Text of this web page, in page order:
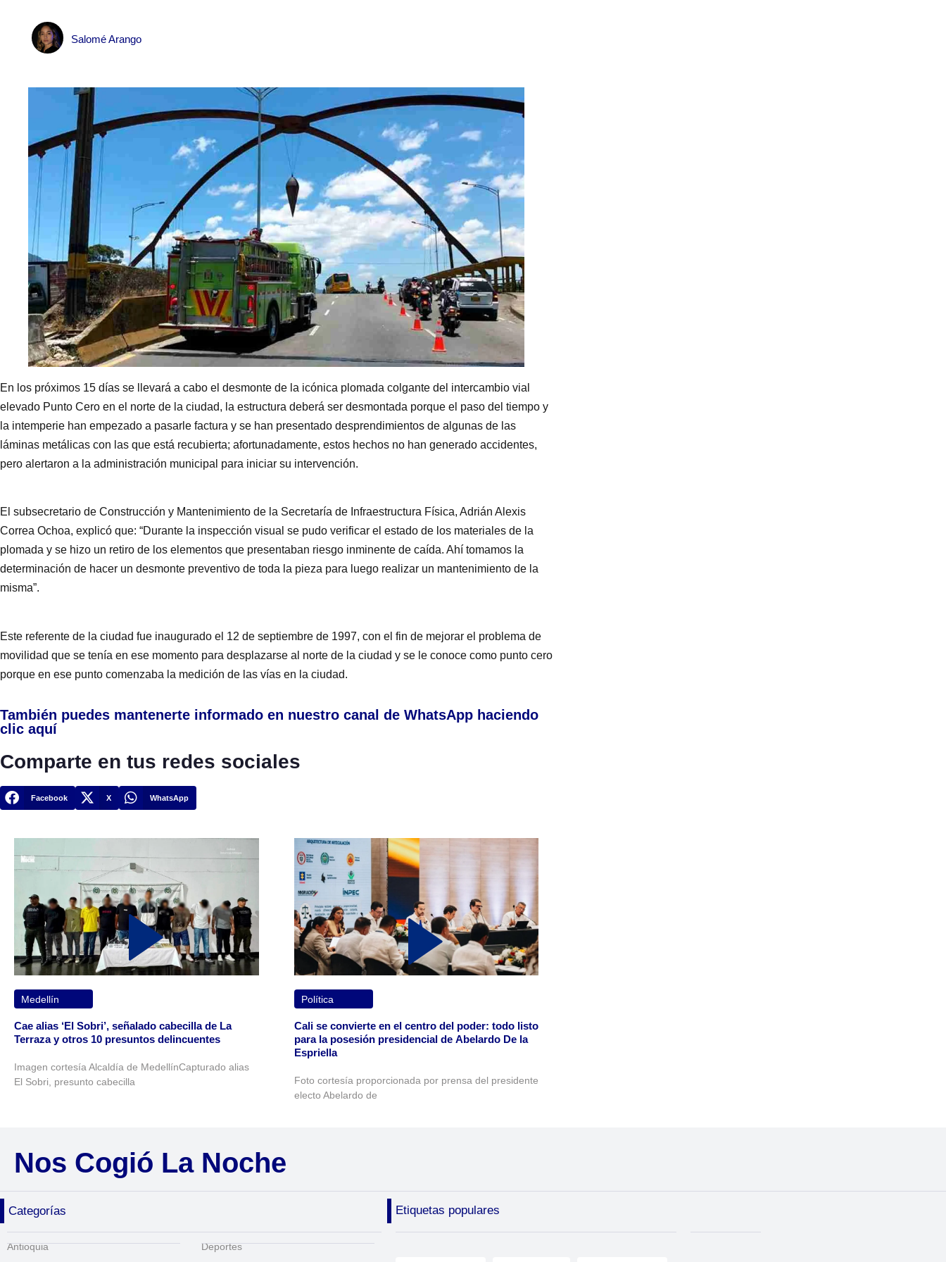
Salomé Arango
En los próximos 15 días se llevará a cabo el desmonte de la icónica plomada colgante del intercambio vial
elevado Punto Cero en el norte de la ciudad, la estructura deberá ser desmontada porque el paso del tiempo y
la intemperie han empezado a pasarle factura y se han presentado desprendimientos de algunas de las
láminas metálicas con las que está recubierta; afortunadamente, estos hechos no han generado accidentes,
pero alertaron a la administración municipal para iniciar su intervención.
El subsecretario de Construcción y Mantenimiento de la Secretaría de Infraestructura Física, Adrián Alexis
Correa Ochoa, explicó que: “Durante la inspección visual se pudo verificar el estado de los materiales de la
plomada y se hizo un retiro de los elementos que presentaban riesgo inminente de caída. Ahí tomamos la
determinación de hacer un desmonte preventivo de toda la pieza para luego realizar un mantenimiento de la
misma”.
Este referente de la ciudad fue inaugurado el 12 de septiembre de 1997, con el fin de mejorar el problema de
movilidad que se tenía en ese momento para desplazarse al norte de la ciudad y se le conoce como punto cero
porque en ese punto comenzaba la medición de las vías en la ciudad.
También puedes mantenerte informado en nuestro canal de WhatsApp haciendo
clic aquí
Comparte en tus redes sociales
Facebook X WhatsApp
Medellín
Cae alias ‘El Sobri’, señalado cabecilla de La
Terraza y otros 10 presuntos delincuentes
Imagen cortesía Alcaldía de MedellínCapturado alias
El Sobri, presunto cabecilla
Política
Cali se convierte en el centro del poder: todo listo
para la posesión presidencial de Abelardo De la
Espriella
Foto cortesía proporcionada por prensa del presidente
electo Abelardo de
Nos Cogió La Noche
Categorías Etiquetas populares
Antioquia Deportes